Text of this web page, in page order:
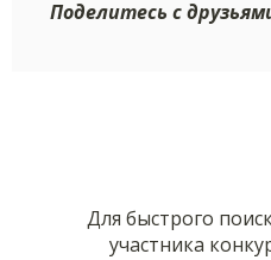
Поделитесь с
Для быстрого
участника